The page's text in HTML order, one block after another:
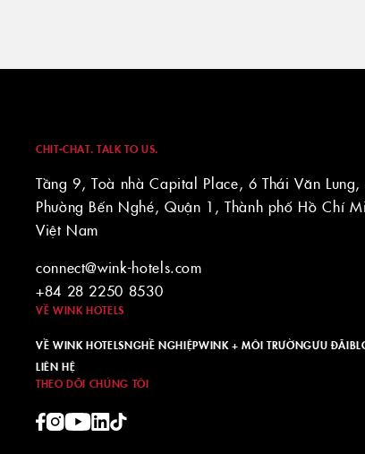
CHIT-CHAT. TALK TO US.
Tầng 9, Toà nhà Capital Place, 6 Thái Văn Lung,
Phường Bến Nghé, Quận 1, Thành phố Hồ Chí
Việt Nam
connect@wink-hotels.com
+84 28 2250 8530
VỀ WINK HOTELS
VỀ WINK HOTELSNGHỀ NGHIỆPWINK + MÔI TRƯỜNGƯU ĐÃI
LIÊN HỆ
THEO DÕI CHÚNG TÔI